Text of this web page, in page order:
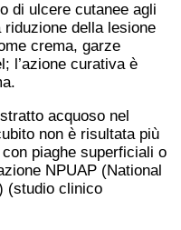
di ulcere cutanee agli
della lesione
crema, garze
l’azione curativa è
acquoso nel
non è risultata più
piaghe superficiali o
NPUAP (National
(studio clinico